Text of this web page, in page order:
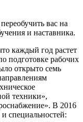
вас на
и наставника.
каждый год растет
подготовке рабочих
открыто семь
техники»,
В 2016
специальностей: